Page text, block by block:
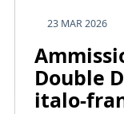
23 MAR 2026
Double
italo-